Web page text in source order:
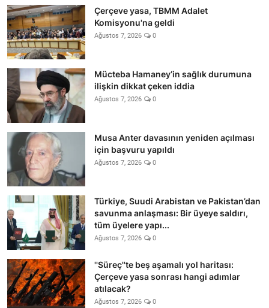
Çerçeve yasa, TBMM Adalet
Komisyonu'na geldi
Ağustos 7, 2026 0
Mücteba Hamaney’in sağlık durumuna
ilişkin dikkat çeken iddia
Ağustos 7, 2026 0
Musa Anter davasının yeniden açılması
için başvuru yapıldı
Ağustos 7, 2026 0
Türkiye, Suudi Arabistan ve Pakistan’dan
savunma anlaşması: Bir üyeye saldırı,
tüm üyelere yapı...
Ağustos 7, 2026 0
''Süreç''te beş aşamalı yol haritası:
Çerçeve yasa sonrası hangi adımlar
atılacak?
Ağustos 7, 2026 0